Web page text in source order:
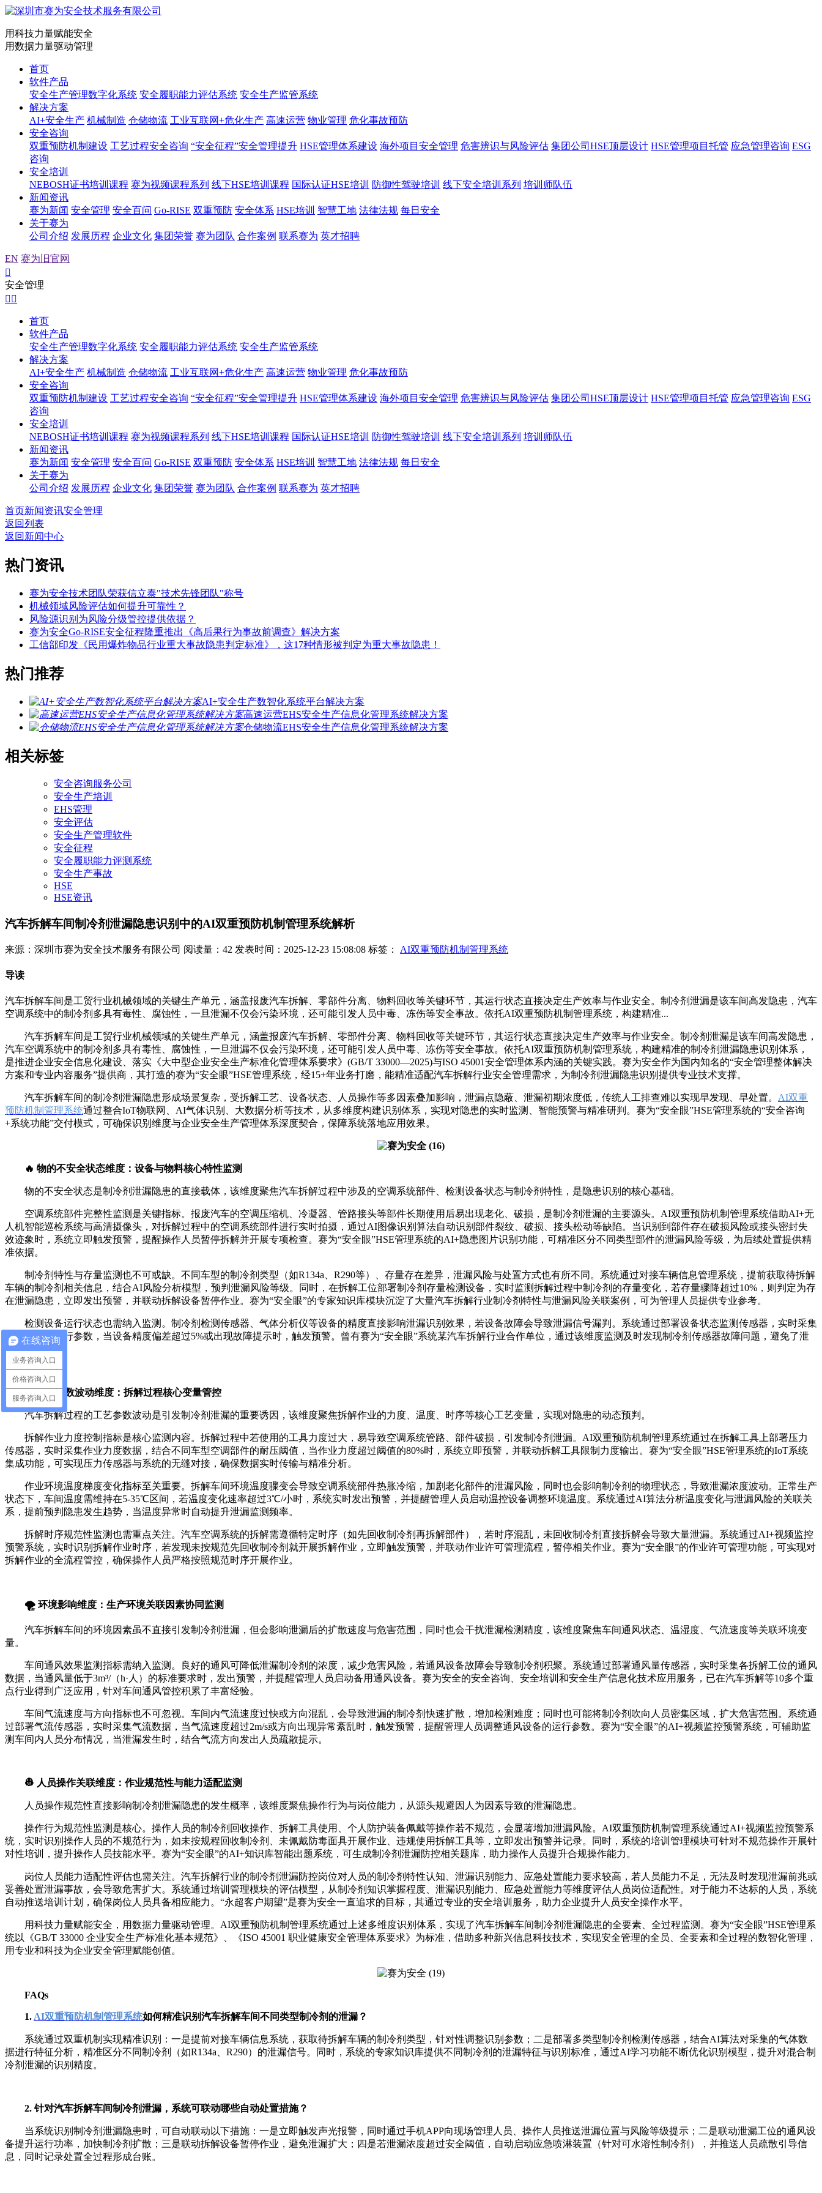
用科技力量赋能安全
用数据力量驱动管理
首页
软件产品
安全生产管理数字化系统 安全履职能力评估系统 安全生产监管系统
解决方案
AI+安全生产 机械制造 仓储物流 工业互联网+危化生产 高速运营 物业管理 危化事故预防
安全咨询
双重预防机制建设 工艺过程安全咨询 “安全征程”安全管理提升 HSE管理体系建设 海外项目安全管理 危害辨识与风险评估 集团公司HSE顶层设计 HSE管理项目托管 应急管理咨询 ESG
咨询
安全培训
NEBOSH证书培训课程 赛为视频课程系列 线下HSE培训课程 国际认证HSE培训 防御性驾驶培训 线下安全培训系列 培训师队伍
新闻资讯
赛为新闻 安全管理 安全百问 Go-RISE 双重预防 安全体系 HSE培训 智慧工地 法律法规 每日安全
关于赛为
公司介绍 发展历程 企业文化 集团荣誉 赛为团队 合作案例 联系赛为 英才招聘
EN 赛为旧官网

安全管理
 
首页
软件产品
安全生产管理数字化系统 安全履职能力评估系统 安全生产监管系统
解决方案
AI+安全生产 机械制造 仓储物流 工业互联网+危化生产 高速运营 物业管理 危化事故预防
安全咨询
双重预防机制建设 工艺过程安全咨询 “安全征程”安全管理提升 HSE管理体系建设 海外项目安全管理 危害辨识与风险评估 集团公司HSE顶层设计 HSE管理项目托管 应急管理咨询 ESG
咨询
安全培训
NEBOSH证书培训课程 赛为视频课程系列 线下HSE培训课程 国际认证HSE培训 防御性驾驶培训 线下安全培训系列 培训师队伍
新闻资讯
赛为新闻 安全管理 安全百问 Go-RISE 双重预防 安全体系 HSE培训 智慧工地 法律法规 每日安全
关于赛为
公司介绍 发展历程 企业文化 集团荣誉 赛为团队 合作案例 联系赛为 英才招聘
首页新闻资讯安全管理
返回列表
返回新闻中心
热门资讯
赛为安全技术团队荣获信立泰"技术先锋团队"称号
机械领域风险评估如何提升可靠性？
风险源识别为风险分级管控提供依据？
赛为安全Go-RISE安全征程隆重推出《高后果行为事故前调查》解决方案
工信部印发《民用爆炸物品行业重大事故隐患判定标准》，这17种情形被判定为重大事故隐患！
热门推荐
AI+安全生产数智化系统平台解决方案
高速运营EHS安全生产信息化管理系统解决方案
仓储物流EHS安全生产信息化管理系统解决方案
相关标签
安全咨询服务公司
安全生产培训
EHS管理
安全评估
安全生产管理软件
安全征程
安全履职能力评测系统
安全生产事故
HSE
HSE资讯
汽车拆解车间制冷剂泄漏隐患识别中的AI双重预防机制管理系统解析
来源：深圳市赛为安全技术服务有限公司 阅读量：42 发表时间：2025-12-23 15:08:08 标签： AI双重预防机制管理系统
导读
汽车拆解车间是工贸行业机械领域的关键生产单元，涵盖报废汽车拆解、零部件分离、物料回收等关键环节，其运行状态直接决定生产效率与作业安全。制冷剂泄漏是该车间高发隐患，汽车
空调系统中的制冷剂多具有毒性、腐蚀性，一旦泄漏不仅会污染环境，还可能引发人员中毒、冻伤等安全事故。依托AI双重预防机制管理系统，构建精准...
汽车拆解车间是工贸行业机械领域的关键生产单元，涵盖报废汽车拆解、零部件分离、物料回收等关键环节，其运行状态直接决定生产效率与作业安全。制冷剂泄漏是该车间高发隐患，
汽车空调系统中的制冷剂多具有毒性、腐蚀性，一旦泄漏不仅会污染环境，还可能引发人员中毒、冻伤等安全事故。依托AI双重预防机制管理系统，构建精准的制冷剂泄漏隐患识别体系，
是推进企业安全信息化建设、落实《大中型企业安全生产标准化管理体系要求》(GB/T 33000—2025)与ISO 45001安全管理体系内涵的关键实践。赛为安全作为国内知名的“安全管理整体解决
方案和专业内容服务”提供商，其打造的赛为“安全眼”HSE管理系统，经15+年业务打磨，能精准适配汽车拆解行业安全管理需求，为制冷剂泄漏隐患识别提供专业技术支撑。
汽车拆解车间的制冷剂泄漏隐患形成场景复杂，受拆解工艺、设备状态、人员操作等多因素叠加影响，泄漏点隐蔽、泄漏初期浓度低，传统人工排查难以实现早发现、早处置。 AI双重
预防机制管理系统通过整合IoT物联网、AI气体识别、大数据分析等技术，从多维度构建识别体系，实现对隐患的实时监测、智能预警与精准研判。赛为“安全眼”HSE管理系统的“安全咨询
+系统功能”交付模式，可确保识别维度与企业安全生产管理体系深度契合，保障系统落地应用效果。
🔥 物的不安全状态维度：设备与物料核心特性监测
物的不安全状态是制冷剂泄漏隐患的直接载体，该维度聚焦汽车拆解过程中涉及的空调系统部件、检测设备状态与制冷剂特性，是隐患识别的核心基础。
空调系统部件完整性监测是关键指标。报废汽车的空调压缩机、冷凝器、管路接头等部件长期使用后易出现老化、破损，是制冷剂泄漏的主要源头。AI双重预防机制管理系统借助AI+无
人机智能巡检系统与高清摄像头，对拆解过程中的空调系统部件进行实时拍摄，通过AI图像识别算法自动识别部件裂纹、破损、接头松动等缺陷。当识别到部件存在破损风险或接头密封失
效迹象时，系统立即触发预警，提醒操作人员暂停拆解并开展专项检查。赛为“安全眼”HSE管理系统的AI+隐患图片识别功能，可精准区分不同类型部件的泄漏风险等级，为后续处置提供精
准依据。
制冷剂特性与存量监测也不可或缺。不同车型的制冷剂类型（如R134a、R290等）、存量存在差异，泄漏风险与处置方式也有所不同。系统通过对接车辆信息管理系统，提前获取待拆解
车辆的制冷剂相关信息，结合AI风险分析模型，预判泄漏风险等级。同时，在拆解工位部署制冷剂存量检测设备，实时监测拆解过程中制冷剂的存量变化，若存量骤降超过10%，则判定为存
在泄漏隐患，立即发出预警，并联动拆解设备暂停作业。赛为“安全眼”的专家知识库模块沉淀了大量汽车拆解行业制冷剂特性与泄漏风险关联案例，可为管理人员提供专业参考。
检测设备运行状态也需纳入监测。制冷剂检测传感器、气体分析仪等设备的精度直接影响泄漏识别效果，若设备故障会导致泄漏信号漏判。系统通过部署设备状态监测传感器，实时采集
检测设备的运行参数，当设备精度偏差超过5%或出现故障提示时，触发预警。曾有赛为“安全眼”系统某汽车拆解行业合作单位，通过该维度监测及时发现制冷剂传感器故障问题，避免了泄
漏隐患的漏判。
⚙️ 工艺参数波动维度：拆解过程核心变量管控
汽车拆解过程的工艺参数波动是引发制冷剂泄漏的重要诱因，该维度聚焦拆解作业的力度、温度、时序等核心工艺变量，实现对隐患的动态预判。
拆解作业力度控制指标是核心监测内容。拆解过程中若使用的工具力度过大，易导致空调系统管路、部件破损，引发制冷剂泄漏。AI双重预防机制管理系统通过在拆解工具上部署压力
传感器，实时采集作业力度数据，结合不同车型空调部件的耐压阈值，当作业力度超过阈值的80%时，系统立即预警，并联动拆解工具限制力度输出。赛为“安全眼”HSE管理系统的IoT系统
集成功能，可实现压力传感器与系统的无缝对接，确保数据实时传输与精准分析。
作业环境温度梯度变化指标至关重要。拆解车间环境温度骤变会导致空调系统部件热胀冷缩，加剧老化部件的泄漏风险，同时也会影响制冷剂的物理状态，导致泄漏浓度波动。正常生产
状态下，车间温度需维持在5-35℃区间，若温度变化速率超过3℃/小时，系统实时发出预警，并提醒管理人员启动温控设备调整环境温度。系统通过AI算法分析温度变化与泄漏风险的关联关
系，提前预判隐患发生趋势，当温度异常时自动提升泄漏监测频率。
拆解时序规范性监测也需重点关注。汽车空调系统的拆解需遵循特定时序（如先回收制冷剂再拆解部件），若时序混乱，未回收制冷剂直接拆解会导致大量泄漏。系统通过AI+视频监控
预警系统，实时识别拆解作业时序，若发现未按规范先回收制冷剂就开展拆解作业，立即触发预警，并联动作业许可管理流程，暂停相关作业。赛为“安全眼”的作业许可管理功能，可实现对
拆解作业的全流程管控，确保操作人员严格按照规范时序开展作业。
🌪️ 环境影响维度：生产环境关联因素协同监测
汽车拆解车间的环境因素虽不直接引发制冷剂泄漏，但会影响泄漏后的扩散速度与危害范围，同时也会干扰泄漏检测精度，该维度聚焦车间通风状态、温湿度、气流速度等关联环境变
量。
车间通风效果监测指标需纳入监测。良好的通风可降低泄漏制冷剂的浓度，减少危害风险，若通风设备故障会导致制冷剂积聚。系统通过部署通风量传感器，实时采集各拆解工位的通风
数据，当通风量低于3m³/（h·人）的标准要求时，发出预警，并提醒管理人员启动备用通风设备。赛为安全的安全咨询、安全培训和安全生产信息化技术应用服务，已在汽车拆解等10多个重
点行业得到广泛应用，针对车间通风管控积累了丰富经验。
车间气流速度与方向指标也不可忽视。车间内气流速度过快或方向混乱，会导致泄漏的制冷剂快速扩散，增加检测难度；同时也可能将制冷剂吹向人员密集区域，扩大危害范围。系统通
过部署气流传感器，实时采集气流数据，当气流速度超过2m/s或方向出现异常紊乱时，触发预警，提醒管理人员调整通风设备的运行参数。赛为“安全眼”的AI+视频监控预警系统，可辅助监
测车间内人员分布情况，当泄漏发生时，结合气流方向发出人员疏散提示。
👷 人员操作关联维度：作业规范性与能力适配监测
人员操作规范性直接影响制冷剂泄漏隐患的发生概率，该维度聚焦操作行为与岗位能力，从源头规避因人为因素导致的泄漏隐患。
操作行为规范性监测是核心。操作人员的制冷剂回收操作、拆解工具使用、个人防护装备佩戴等操作若不规范，会显著增加泄漏风险。AI双重预防机制管理系统通过AI+视频监控预警系
统，实时识别操作人员的不规范行为，如未按规程回收制冷剂、未佩戴防毒面具开展作业、违规使用拆解工具等，立即发出预警并记录。同时，系统的培训管理模块可针对不规范操作开展针
对性培训，提升操作人员技能水平。赛为“安全眼”的AI+知识库智能出题系统，可生成制冷剂泄漏防控相关题库，助力操作人员提升合规操作能力。
岗位人员能力适配性评估也需关注。汽车拆解行业的制冷剂泄漏防控岗位对人员的制冷剂特性认知、泄漏识别能力、应急处置能力要求较高，若人员能力不足，无法及时发现泄漏前兆或
妥善处置泄漏事故，会导致危害扩大。系统通过培训管理模块的评估模型，从制冷剂知识掌握程度、泄漏识别能力、应急处置能力等维度评估人员岗位适配性。对于能力不达标的人员，系统
自动推送培训计划，确保岗位人员具备相应能力。“永超客户期望”是赛为安全一直追求的目标，其通过专业的安全培训服务，助力企业提升人员安全操作水平。
用科技力量赋能安全，用数据力量驱动管理。AI双重预防机制管理系统通过上述多维度识别体系，实现了汽车拆解车间制冷剂泄漏隐患的全要素、全过程监测。赛为“安全眼”HSE管理系
统以《GB/T 33000 企业安全生产标准化基本规范》、《ISO 45001 职业健康安全管理体系要求》为标准，借助多种新兴信息科技技术，实现安全管理的全员、全要素和全过程的数智化管理，
用专业和科技为企业安全管理赋能创值。
FAQs
1.AI双重预防机制管理系统如何精准识别汽车拆解车间不同类型制冷剂的泄漏？
系统通过双重机制实现精准识别：一是提前对接车辆信息系统，获取待拆解车辆的制冷剂类型，针对性调整识别参数；二是部署多类型制冷剂检测传感器，结合AI算法对采集的气体数
据进行特征分析，精准区分不同制冷剂（如R134a、R290）的泄漏信号。同时，系统的专家知识库提供不同制冷剂的泄漏特征与识别标准，通过AI学习功能不断优化识别模型，提升对混合制
冷剂泄漏的识别精度。
2. 针对汽车拆解车间制冷剂泄漏，系统可联动哪些自动处置措施？
当系统识别制冷剂泄漏隐患时，可自动联动以下措施：一是立即触发声光报警，同时通过手机APP向现场管理人员、操作人员推送泄漏位置与风险等级提示；二是联动泄漏工位的通风设
备提升运行功率，加快制冷剂扩散；三是联动拆解设备暂停作业，避免泄漏扩大；四是若泄漏浓度超过安全阈值，自动启动应急喷淋装置（针对可水溶性制冷剂），并推送人员疏散引导信
息，同时记录处置全过程形成台账。
在线咨询
业务咨询入口
价格咨询入口
服务咨询入口